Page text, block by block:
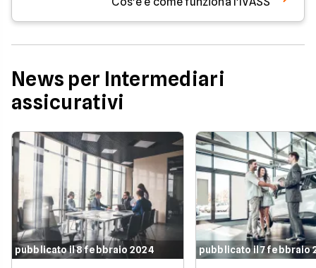
News per Intermediari
assicurativi
pubblicato il 8 febbraio 2024 pubblicato il 7 febbraio